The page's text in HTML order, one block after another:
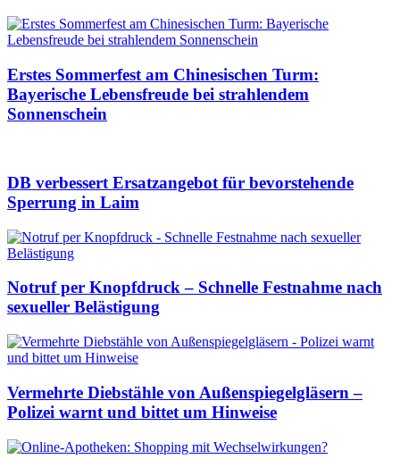
Erstes Sommerfest am Chinesischen Turm:
Bayerische Lebensfreude bei strahlendem
Sonnenschein
DB verbessert Ersatzangebot für bevorstehende
Sperrung in Laim
Notruf per Knopfdruck – Schnelle Festnahme nach
sexueller Belästigung
Vermehrte Diebstähle von Außenspiegelgläsern –
Polizei warnt und bittet um Hinweise